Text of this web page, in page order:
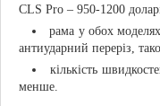
CLS Pro – 950-1200
рама у обох
антиударний переріз,
кількість
менше.